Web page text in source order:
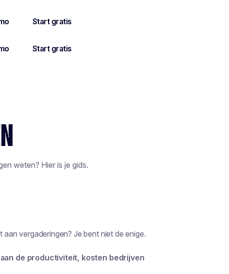
weten? Hier is je gids.
vergaderingen? Je bent niet de enige.
de productiviteit, kosten bedrijven